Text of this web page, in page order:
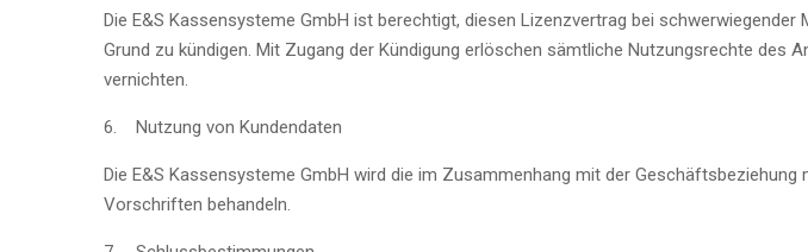
Die E&S Kassensysteme GmbH ist berechtigt, diesen Lizenzvertrag bei
Grund zu kündigen. Mit Zugang der Kündigung erlöschen sämtliche Nutzungsrechte
vernichten.
6. Nutzung von Kundendaten
Die E&S Kassensysteme GmbH wird die im Zusammenhang mit der
Vorschriften behandeln.